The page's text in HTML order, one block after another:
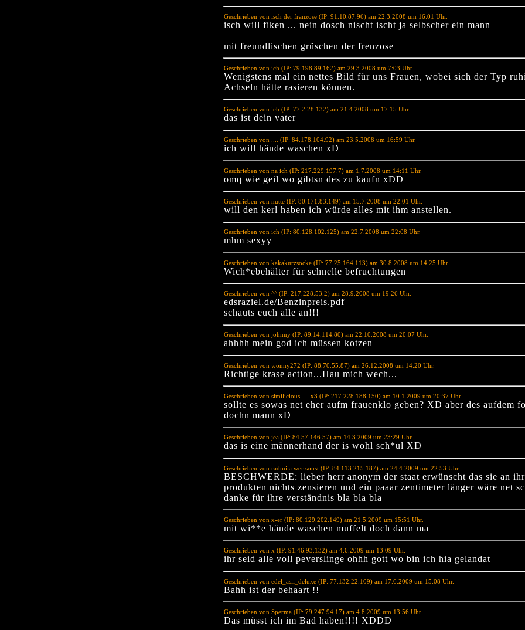
Geschrieben von isch der franzose (IP: 91.10.87.96) am 22.3.2008 um 16:01 Uhr.
isch will fiken ... nein dosch nischt ischt ja selbscher ein mann
mit freundlischen grüschen der frenzose
Geschrieben von ich (IP: 79.198.89.162) am 29.3.2008 um 7:03 Uhr.
Wenigstens mal ein nettes Bild für uns Frauen, wobei sich der Typ
Achseln hätte rasieren können.
Geschrieben von ich (IP: 77.2.28.132) am 21.4.2008 um 17:15 Uhr.
das ist dein vater
Geschrieben von .... (IP: 84.178.104.92) am 23.5.2008 um 16:59 Uhr.
ich will hände waschen xD
Geschrieben von na ich (IP: 217.229.197.7) am 1.7.2008 um 14:11 Uhr.
omq wie geil wo gibtsn des zu kaufn xDD
Geschrieben von nutte (IP: 80.171.83.149) am 15.7.2008 um 22:01 Uhr.
will den kerl haben ich würde alles mit ihm anstellen.
Geschrieben von ich (IP: 80.128.102.125) am 22.7.2008 um 22:08 Uhr.
mhm sexyy
Geschrieben von kakakurzsocke (IP: 77.25.164.113) am 30.8.2008 um 14:25 Uhr.
Wich*ebehälter für schnelle befruchtungen
Geschrieben von ^^ (IP: 217.228.53.2) am 28.9.2008 um 19:26 Uhr.
edsraziel.de/Benzinpreis.pdf
schauts euch alle an!!!
Geschrieben von johnny (IP: 89.14.114.80) am 22.10.2008 um 20:07 Uhr.
ahhhh mein god ich müssen kotzen
Geschrieben von wonny272 (IP: 88.70.55.87) am 26.12.2008 um 14:20 Uhr.
Richtige krase action...Hau mich wech...
Geschrieben von similicious___x3 (IP: 217.228.188.150) am 10.1.2009 um 20:37 Uhr.
sollte es sowas net eher aufm frauenklo geben? XD aber des aufdem
dochn mann xD
Geschrieben von jea (IP: 84.57.146.57) am 14.3.2009 um 23:29 Uhr.
das is eine männerhand der is wohl sch*ul XD
Geschrieben von radmila wer sonst (IP: 84.113.215.187) am 24.4.2009 um 22:53 Uhr.
BESCHWERDE: lieber herr anonym der staat erwünscht das sie an
produkten nichts zensieren und ein paaar zentimeter länger wäre net
danke für ihre verständnis bla bla bla
Geschrieben von x-er (IP: 80.129.202.149) am 21.5.2009 um 15:51 Uhr.
mit wi**e hände waschen muffelt doch dann ma
Geschrieben von x (IP: 91.46.93.132) am 4.6.2009 um 13:09 Uhr.
ihr seid alle voll peverslinge ohhh gott wo bin ich hia gelandat
Geschrieben von edel_asii_deluxe (IP: 77.132.22.109) am 17.6.2009 um 15:08 Uhr.
Bahh ist der behaart !!
Geschrieben von Sperma (IP: 79.247.94.17) am 4.8.2009 um 13:56 Uhr.
Das müsst ich im Bad haben!!!! XDDD